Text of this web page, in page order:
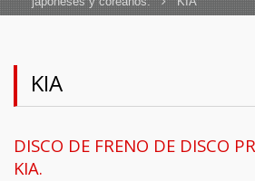
KIA
DISCO DE FRENO DE DISCO
KIA.